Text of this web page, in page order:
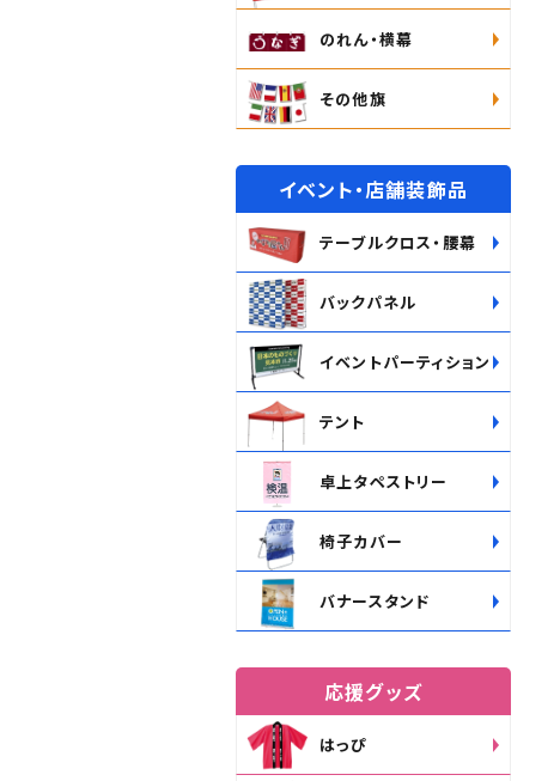
のれん・横幕
その他旗
イベント・店舗装飾品
テーブルクロス・腰幕
バックパネル
イベントパーティション
テント
卓上タペストリー
椅子カバー
バナースタンド
応援グッズ
はっぴ